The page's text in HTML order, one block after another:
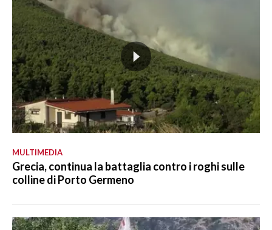
MULTIMEDIA
Grecia, continua la battaglia contro i roghi sulle
colline di Porto Germeno